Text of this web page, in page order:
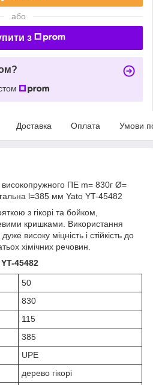
або
з
Доставка Оплата Умови
високопружного ПЕ m= 830г Ø=
l=385 мм Yato YT-45482
з гікорі та бойком,
кришками. Використання
високу міцність і стійкість до
хімічних речовин.
45482
50
830
115
385
UPE
дерево гікорі